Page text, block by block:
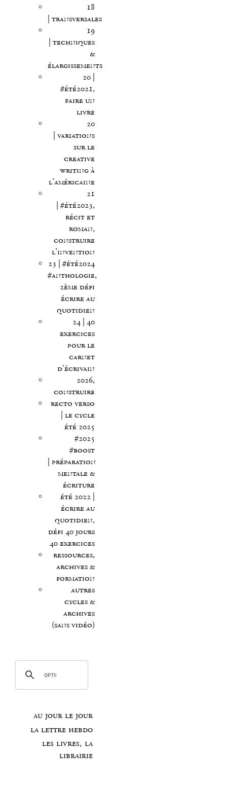
18
| transversales
19
| techniques
&
élargissements
20 |
#été2021,
faire un
livre
20
| variations
sur le
creative
writing à
l’américaine
21
| #été2023,
récit et
roman,
construire
l’invention
23 | #été2024
#anthologie,
2ème défi
écrire au
quotidien
24 | 40
exercices
pour le
carnet
d’écrivain
2026,
construire
recto verso
| le cycle
été 2025
#2025
#boost
| préparation
mentale &
écriture
été 2022 |
écrire au
quotidien,
défi 40 jours
40 exercices
ressources,
archives &
formation
autres
cycles &
archives
(sans vidéo)
au jour le jour
la lettre hebdo
les livres, la
librairie